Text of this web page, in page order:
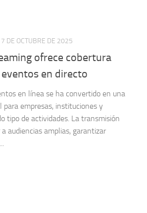
7 DE OCTUBRE DE 2025
ofrece cobertura
en directo
en línea se ha convertido en una
para empresas, instituciones y
tipo de actividades. La transmisión
audiencias amplias, garantizar